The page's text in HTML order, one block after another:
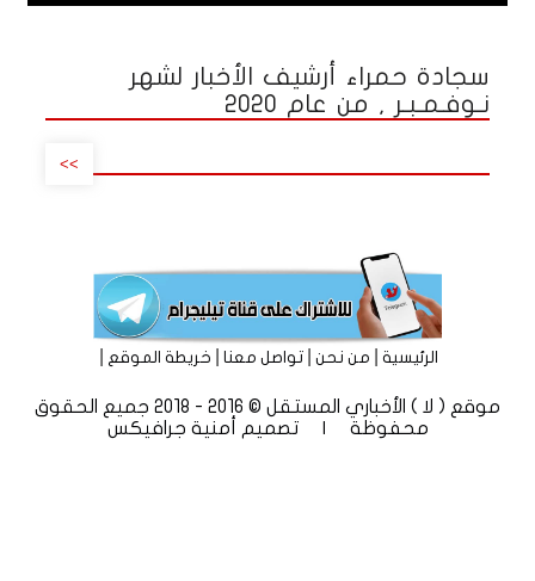
سجادة حمراء أرشيف الأخبار لشهر
نـوفـمـبـر , من عام 2020
>>
الرئيسية|من نحن|تواصل معنا|خريطة الموقع
موقع ( لا ) الأخباري المستقل © 2016 - 2018 جميع الحقوق
محفوظة | تصميم
أمنية جرافيكس